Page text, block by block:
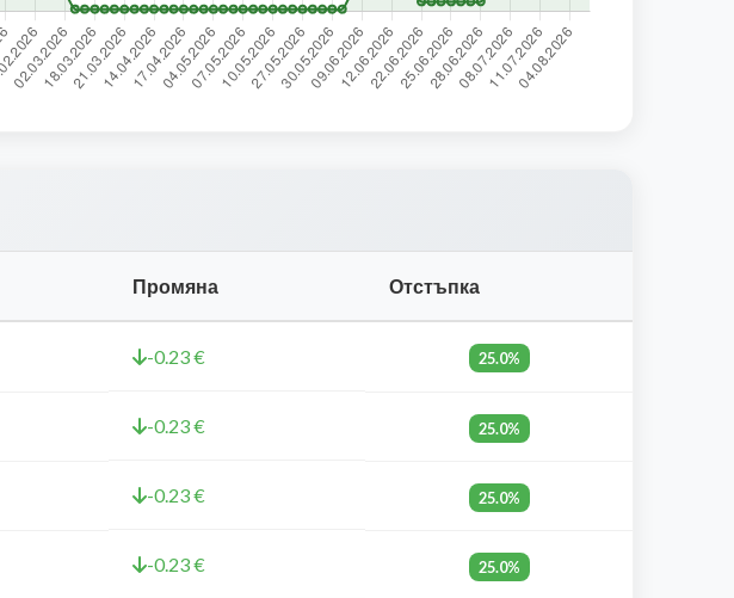
Промяна Отстъпка
-0.23 € 25.0%
-0.23 € 25.0%
-0.23 € 25.0%
-0.23 € 25.0%